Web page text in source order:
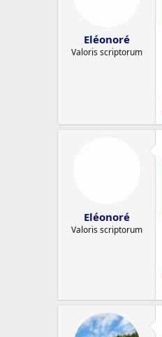
Eléonoré
Valoris scriptorum
Eléonoré
Valoris scriptorum